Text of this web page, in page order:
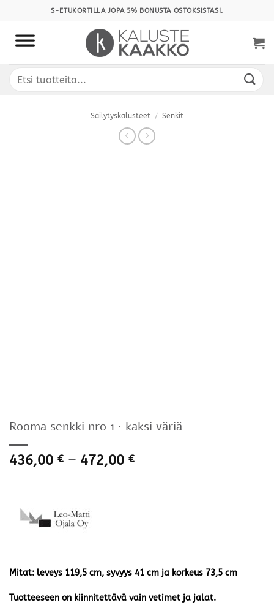
content
S-ETUKORTILLA JOPA 5% BONUSTA OSTOKSISTASI.
Etsi:
Säilytyskalusteet / Senkit
Rooma senkki nro 1 · kaksi väriä
436,00 € – 472,00 €Hintaluokka:
Mitat: leveys 119,5 cm, syvyys 41 cm ja korkeus 73,5 cm
Tuotteeseen on kiinnitettävä vain vetimet ja jalat.